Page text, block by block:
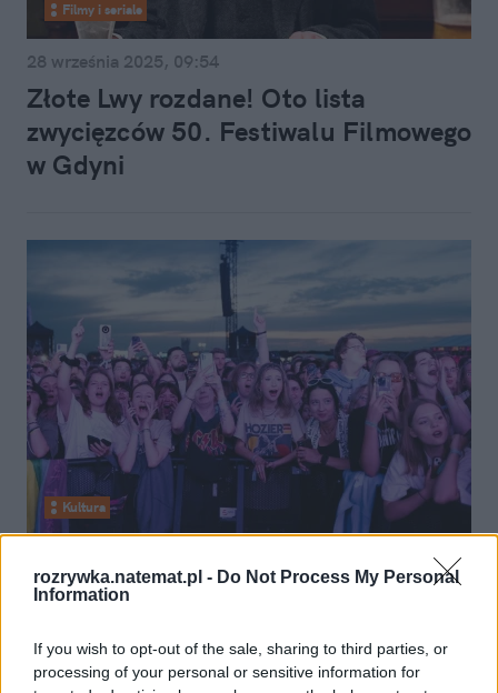
rozrywka.natemat.pl - Do Not Process My Personal
Information
If you wish to opt-out of the sale, sharing to third parties, or
processing of your personal or sensitive information for
Filmy i seriale
28 września 2025, 09:54
Złote Lwy rozdane! Oto lista
zwycięzców 50. Festiwalu Filmowego
w Gdyni
Kultura
Zachwyty nad Colours of Ostrava,
Jest z nim jednak pewien problem